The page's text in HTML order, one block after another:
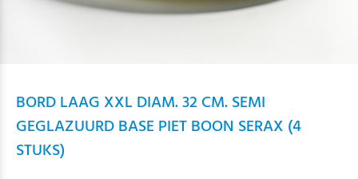
BORD LAAG XXL DIAM. 32 CM. SEMI
GEGLAZUURD BASE PIET BOON SERAX (4
STUKS)